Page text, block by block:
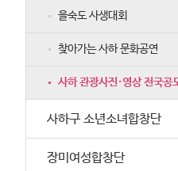
을숙도 사생대회
찾아가는 사하 문화공연
사하 관광사진·영상 전국공
사하구 소년소녀합창단
장미여성합창단